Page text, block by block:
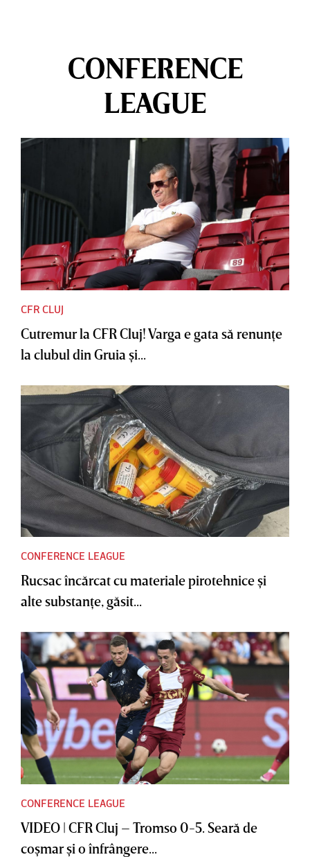
CONFERENCE
LEAGUE
CFR CLUJ
Cutremur la CFR Cluj! Varga e gata să renunţe
la clubul din Gruia şi...
CONFERENCE LEAGUE
Rucsac încărcat cu materiale pirotehnice şi
alte substanţe, găsit...
CONFERENCE LEAGUE
VIDEO | CFR Cluj – Tromso 0-5. Seară de
coşmar şi o înfrângere...